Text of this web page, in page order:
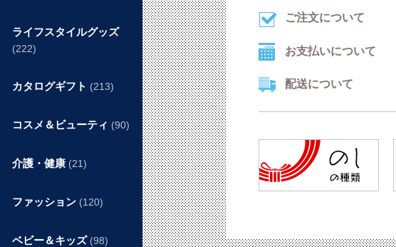
ライフスタイルグッズ
(222)
カタログギフト (213)
コスメ＆ビューティ (90)
介護・健康 (21)
ファッション (120)
ベビー＆キッズ (98)
ご注文について
お支払いについて
配送について